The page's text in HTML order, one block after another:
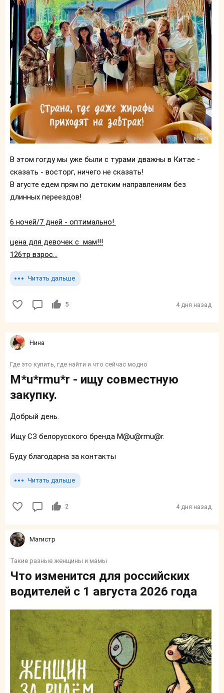
В этом гогду мы уже были с турами дважны в Китае -
сказать - восторг, ничего не сказать!
В агусте едем прям по детским направлениям без
длинных переездов!
6 ночей/7 дней - оптимально!
цена для девочек с мам!!!
126тр взрос...
Читать дальше
5 4 дня назад
Нина
Где это купить, где найти и что сейчас модно
M*u*rmu*r - ищу совместную
закупку.
Добрый день.
Ищу СЗ белорусского бренда M@u@rmu@r.
Буду благодарна за контакты
Читать дальше
2 4 дня назад
Магистр
Такие разные женщины и мамы
Что изменится для российских
водителей с 1 августа 2026 года